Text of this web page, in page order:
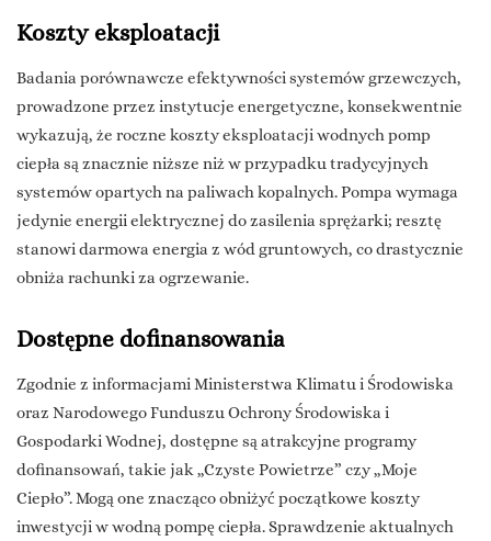
Koszty eksploatacji
Badania porównawcze efektywności systemów grzewczych,
prowadzone przez instytucje energetyczne, konsekwentnie
wykazują, że roczne koszty eksploatacji wodnych pomp
ciepła są znacznie niższe niż w przypadku tradycyjnych
systemów opartych na paliwach kopalnych. Pompa wymaga
jedynie energii elektrycznej do zasilenia sprężarki; resztę
stanowi darmowa energia z wód gruntowych, co drastycznie
obniża rachunki za ogrzewanie.
Dostępne dofinansowania
Zgodnie z informacjami Ministerstwa Klimatu i Środowiska
oraz Narodowego Funduszu Ochrony Środowiska i
Gospodarki Wodnej, dostępne są atrakcyjne programy
dofinansowań, takie jak „Czyste Powietrze” czy „Moje
Ciepło”. Mogą one znacząco obniżyć początkowe koszty
inwestycji w wodną pompę ciepła. Sprawdzenie aktualnych